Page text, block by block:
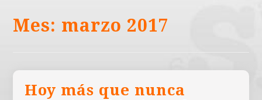
Mes: marzo 2017
Hoy más que nunca